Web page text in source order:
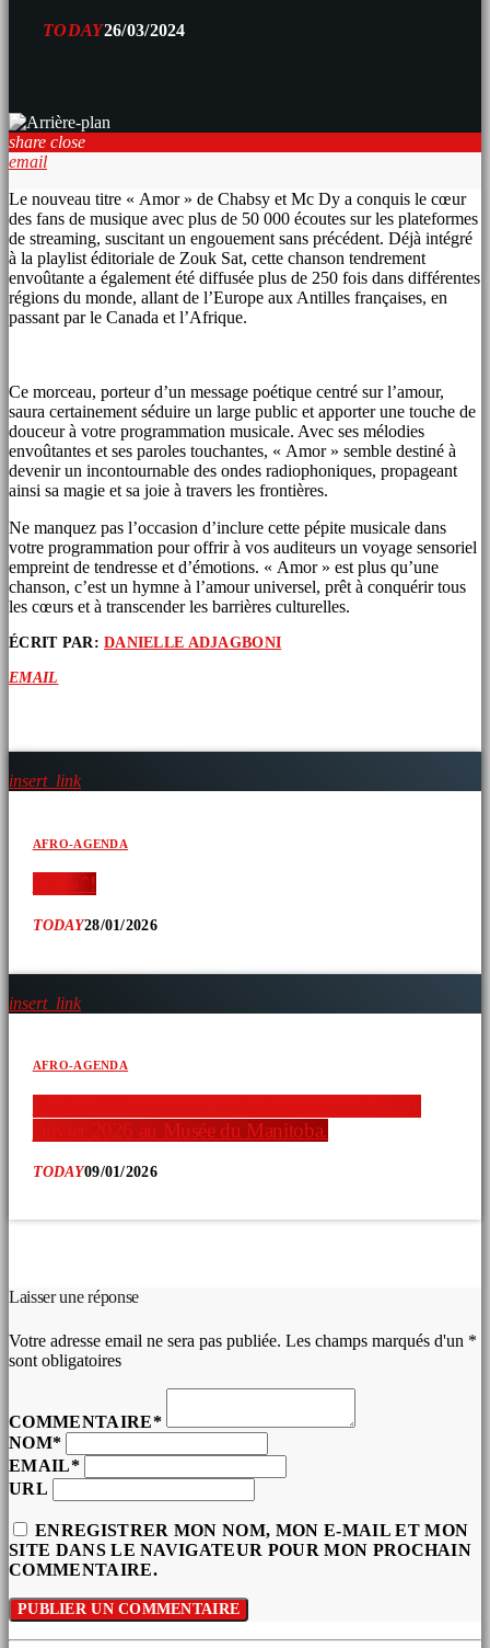
TODAY26/03/2024
share close
email
Le nouveau titre « Amor » de Chabsy et Mc Dy a conquis le cœur
des fans de musique avec plus de 50 000 écoutes sur les plateformes
de streaming, suscitant un engouement sans précédent. Déjà intégré
à la playlist éditoriale de Zouk Sat, cette chanson tendrement
envoûtante a également été diffusée plus de 250 fois dans différentes
régions du monde, allant de l’Europe aux Antilles françaises, en
passant par le Canada et l’Afrique.
Ce morceau, porteur d’un message poétique centré sur l’amour,
saura certainement séduire un large public et apporter une touche de
douceur à votre programmation musicale. Avec ses mélodies
envoûtantes et ses paroles touchantes, « Amor » semble destiné à
devenir un incontournable des ondes radiophoniques, propageant
ainsi sa magie et sa joie à travers les frontières.
Ne manquez pas l’occasion d’inclure cette pépite musicale dans
votre programmation pour offrir à vos auditeurs un voyage sensoriel
empreint de tendresse et d’émotions. « Amor » est plus qu’une
chanson, c’est un hymne à l’amour universel, prêt à conquérir tous
les cœurs et à transcender les barrières culturelles.
ÉCRIT PAR:DANIELLE ADJAGBONI
EMAIL
insert_link
AFRO-AGENDA
‘ » » ̂ !
TODAY28/01/2026
insert_link
AFRO-AGENDA
janvier 2026 au Musée du Manitoba.
TODAY09/01/2026
Laisser une réponse
Votre adresse email ne sera pas publiée. Les champs marqués d'un *
sont obligatoires
COMMENTAIRE*
NOM*
EMAIL*
URL
ENREGISTRER MON NOM, MON E-MAIL ET MON
SITE DANS LE NAVIGATEUR POUR MON PROCHAIN
COMMENTAIRE.